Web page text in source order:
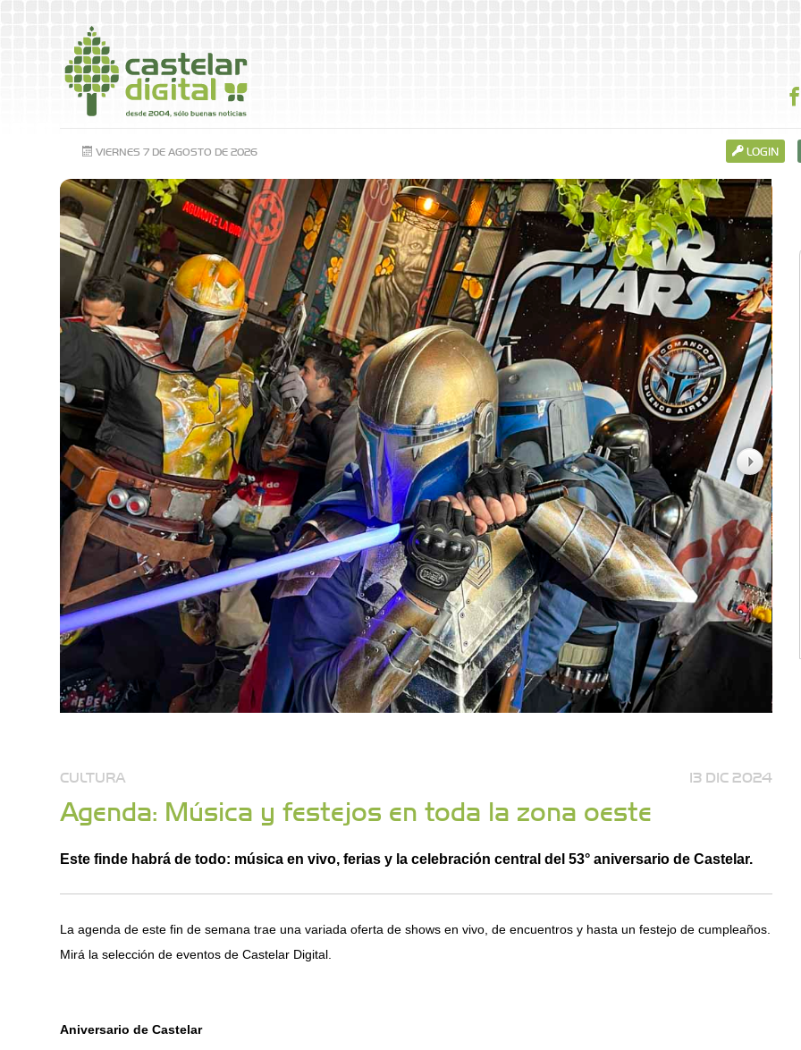
VIERNES 7 DE AGOSTO DE 2026 LOGIN
CULTURA 13 DIC 2024
Agenda: Música y festejos en toda la zona oeste
Este finde habrá de todo: música en vivo, ferias y la celebración central del 53° aniversario de Castelar.
La agenda de este fin de semana trae una variada oferta de shows en vivo, de encuentros y hasta un festejo de cumpleaños.
Mirá la selección de eventos de Castelar Digital.
Aniversario de Castelar